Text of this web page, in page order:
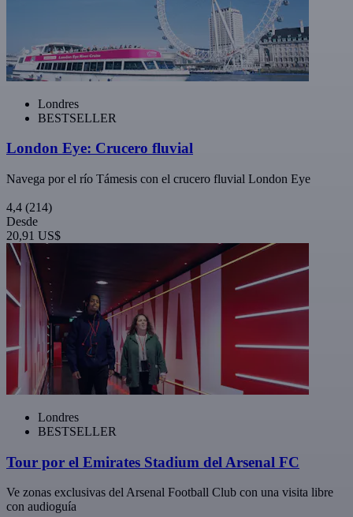
Londres
BESTSELLER
London Eye: Crucero fluvial
Navega por el río Támesis con el crucero fluvial London Eye
4,4 (214)
Desde
20,91 US$
Londres
BESTSELLER
Tour por el Emirates Stadium del Arsenal FC
Ve zonas exclusivas del Arsenal Football Club con una visita libre
con audioguía